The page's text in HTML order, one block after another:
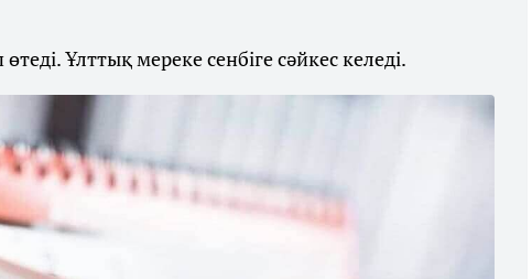
Ұлттық мереке сенбіге сәйкес келеді.